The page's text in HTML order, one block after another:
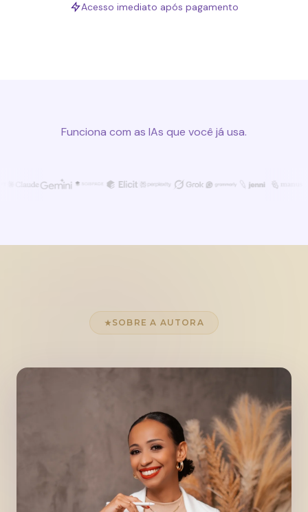
Acesso imediato após pagamento
Funciona com as IAs que você já usa.
SOBRE A AUTORA